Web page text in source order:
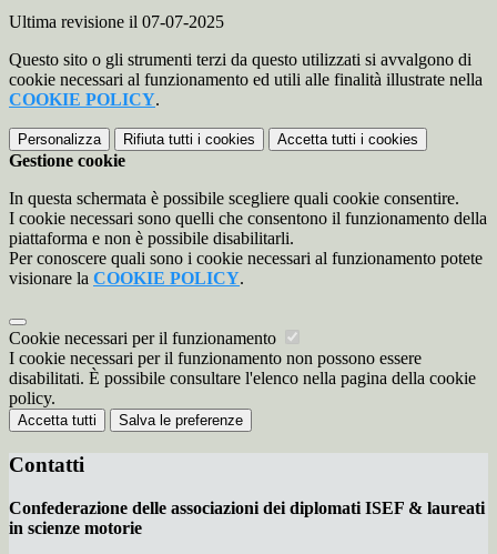
Ultima revisione il 07-07-2025
Questo sito o gli strumenti terzi da questo utilizzati si avvalgono di
cookie necessari al funzionamento ed utili alle finalità illustrate nella
COOKIE POLICY.
Personalizza Rifiuta tutti i cookies Accetta tutti i cookies
Gestione cookie
In questa schermata è possibile scegliere quali cookie consentire.
I cookie necessari sono quelli che consentono il funzionamento della
piattaforma e non è possibile disabilitarli.
Per conoscere quali sono i cookie necessari al funzionamento potete
visionare la COOKIE POLICY.
Cookie necessari per il funzionamento
I cookie necessari per il funzionamento non possono essere
disabilitati. È possibile consultare l'elenco nella pagina della cookie
policy.
Accetta tutti Salva le preferenze
Contatti
Confederazione delle associazioni dei diplomati ISEF & laureati
in scienze motorie